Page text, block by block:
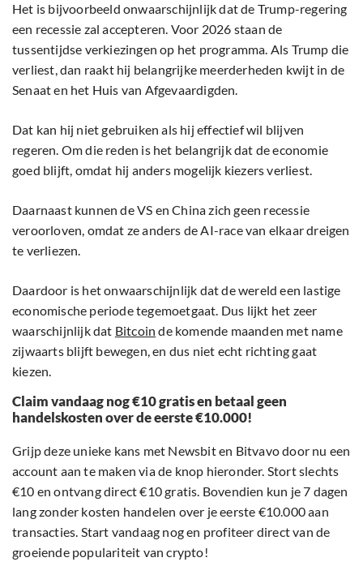
Het is bijvoorbeeld onwaarschijnlijk dat de Trump-regering
een recessie zal accepteren. Voor 2026 staan de
tussentijdse verkiezingen op het programma. Als Trump die
verliest, dan raakt hij belangrijke meerderheden kwijt in de
Senaat en het Huis van Afgevaardigden.
Dat kan hij niet gebruiken als hij effectief wil blijven
regeren. Om die reden is het belangrijk dat de economie
goed blijft, omdat hij anders mogelijk kiezers verliest.
Daarnaast kunnen de VS en China zich geen recessie
veroorloven, omdat ze anders de AI-race van elkaar dreigen
te verliezen.
Daardoor is het onwaarschijnlijk dat de wereld een lastige
economische periode tegemoetgaat. Dus lijkt het zeer
waarschijnlijk dat Bitcoin de komende maanden met name
zijwaarts blijft bewegen, en dus niet echt richting gaat
kiezen.
Claim vandaag nog €10 gratis en betaal geen
handelskosten over de eerste €10.000!
Grijp deze unieke kans met Newsbit en Bitvavo door nu een
account aan te maken via de knop hieronder. Stort slechts
€10 en ontvang direct €10 gratis. Bovendien kun je 7 dagen
lang zonder kosten handelen over je eerste €10.000 aan
transacties. Start vandaag nog en profiteer direct van de
groeiende populariteit van crypto!